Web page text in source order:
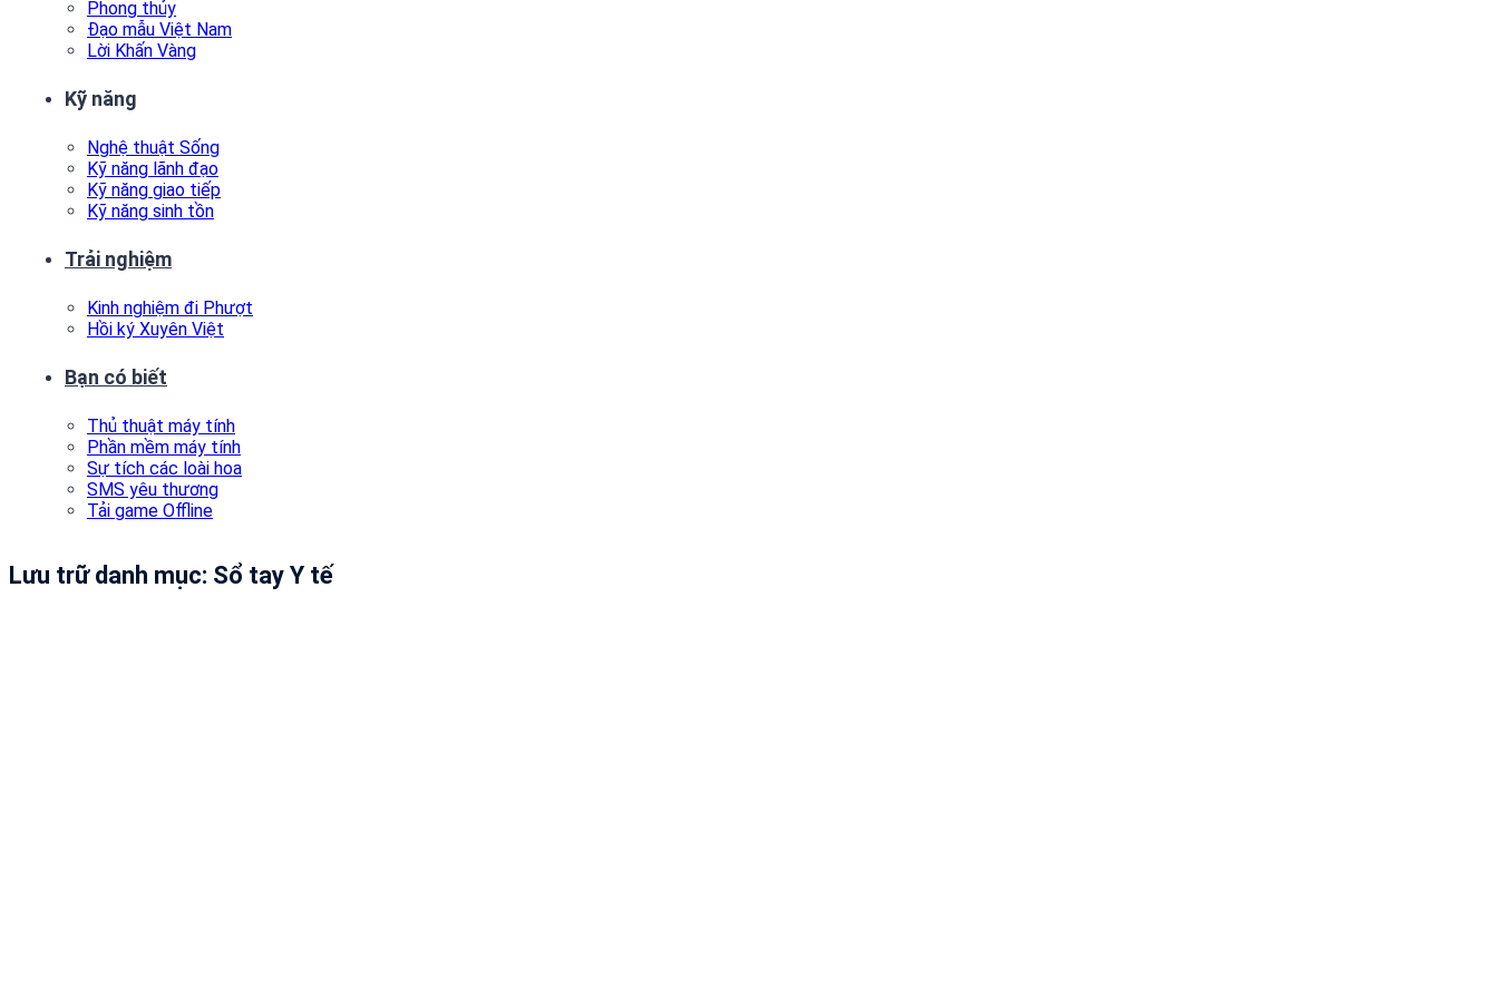
Phong thủy
Đạo mẫu Việt Nam
Lời Khấn Vàng
Kỹ năng
Nghệ thuật Sống
Kỹ năng lãnh đạo
Kỹ năng giao tiếp
Kỹ năng sinh tồn
Trải nghiệm
Kinh nghiệm đi Phượt
Hồi ký Xuyên Việt
Bạn có biết
Thủ thuật máy tính
Phần mềm máy tính
Sự tích các loài hoa
SMS yêu thương
Tải game Offline
Lưu trữ danh mục: Sổ tay Y tế